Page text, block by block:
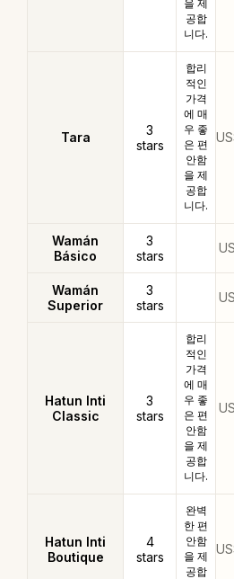
을 제
공합
니다.
Tara
3
stars
합리
적인
가격
에 매
우 좋
은 편
안함
을 제
공합
니다.
Wamán
Básico
3
stars
Wamán
Superior
3
stars
Hatun Inti
Classic
3
stars
합리
적인
가격
에 매
우 좋
은 편
안함
을 제
공합
니다.
Hatun Inti
Boutique
4
stars
완벽
한 편
안함
을 제
공합